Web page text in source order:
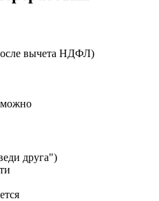
вычета НДФЛ)
друга")